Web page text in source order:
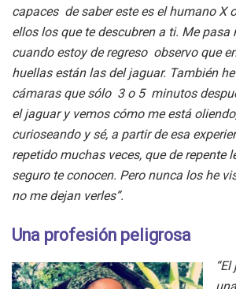
capaces de saber este es el humano X
ellos los que te descubren a ti. Me pasa
cuando estoy de regreso observo que
huellas están las del jaguar. También
cámaras que sólo 3 o 5 minutos
el jaguar y vemos cómo me está
curioseando y sé, a partir de esa
repetido muchas veces, que de repente
seguro te conocen. Pero nunca los he
no me dejan verles”.
Una profesión peligrosa